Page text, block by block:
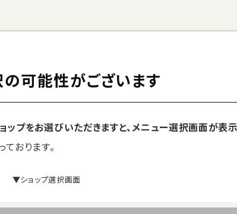
可能性がございます
ップをお選びいただきますと、メニュー選択画面が表
ております。
▼ショップ選択画面